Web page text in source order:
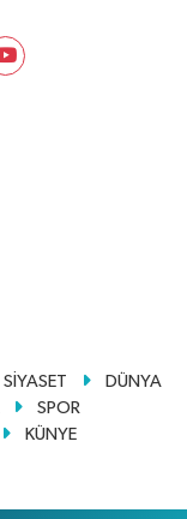
SİYASET
DÜNYA
SPOR
KÜNYE